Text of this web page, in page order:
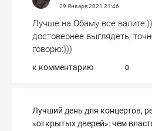
29 Января 2021 21:46
Лучше на Обаму все
достовернее выглядеть,
говорю:)))
к комментарию 0
Лучший день для концертов,
«открытых дверей»: чем